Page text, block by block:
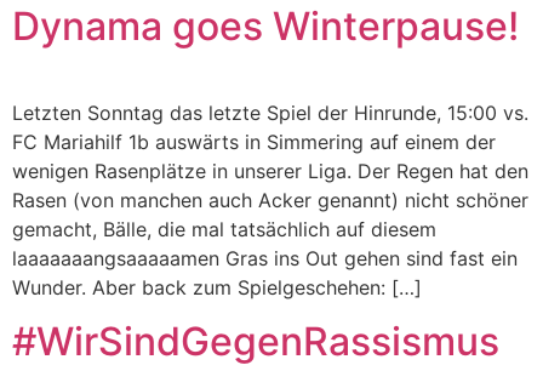
Dynama goes Winterpause!
Letzten Sonntag das letzte Spiel der Hinrunde, 15:00 vs.
FC Mariahilf 1b auswärts in Simmering auf einem der
wenigen Rasenplätze in unserer Liga. Der Regen hat den
Rasen (von manchen auch Acker genannt) nicht schöner
gemacht, Bälle, die mal tatsächlich auf diesem
laaaaaaangsaaaaamen Gras ins Out gehen sind fast ein
Wunder. Aber back zum Spielgeschehen: […]
#WirSindGegenRassismus